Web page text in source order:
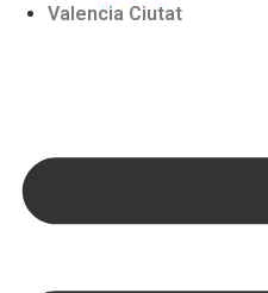
Valencia Ciutat